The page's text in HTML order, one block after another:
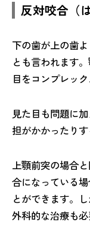
反対咬合（
下の歯が上の歯
とも言われます
目をコンプレッ
見た目も問題に
担がかかったりす
上顎前突の場合
合になっている
とができます。
外科的な治療も必